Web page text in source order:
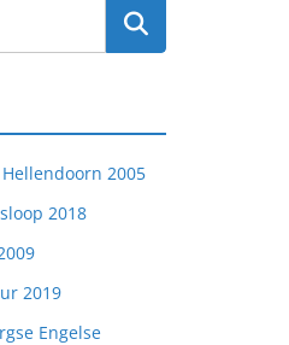
2005
2018
2019
Engelse